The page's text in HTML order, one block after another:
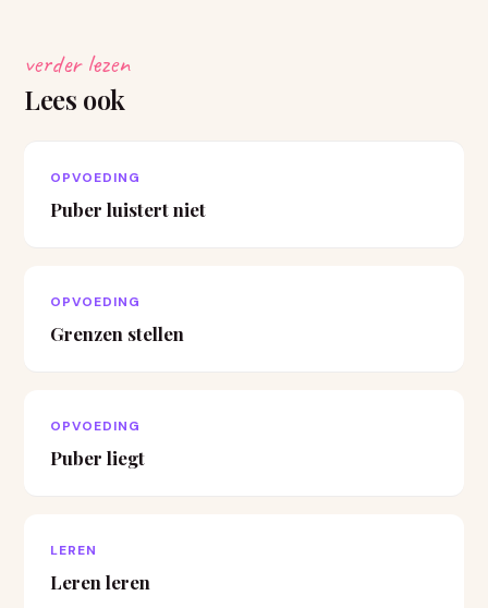
verder lezen
Lees ook
OPVOEDING
Puber luistert niet
OPVOEDING
Grenzen stellen
OPVOEDING
Puber liegt
LEREN
Leren leren